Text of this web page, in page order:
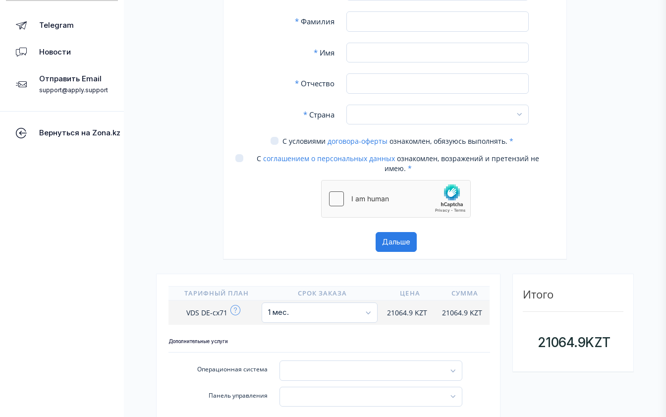
Telegram
Новости
Отправить Email
support@apply.support
Вернуться на Zona.kz
*Фамилия
*Имя
*Отчество
*Страна
С условиями договора-оферты ознакомлен, обязуюсь выполнять. *
С соглашением о персональных данных ознакомлен, возражений и претензий не
имею. *
ТАРИФНЫЙ ПЛАН СРОК ЗАКАЗА ЦЕНА СУММА
VDS DE-cx71 21064.9 KZT 21064.9KZT
Дополнительные услуги
Операционная система
Панель управления
Итого
21064.9KZT